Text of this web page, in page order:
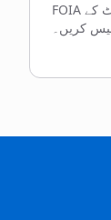
FOIA کی درخواستوں کو مستقل، آڈٹ کے
کریں۔